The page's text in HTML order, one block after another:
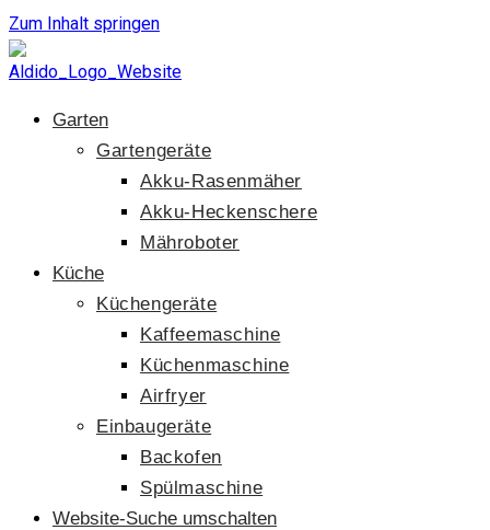
Zum Inhalt springen
Garten
Gartengeräte
Akku-Rasenmäher
Akku-Heckenschere
Mähroboter
Küche
Küchengeräte
Kaffeemaschine
Küchenmaschine
Airfryer
Einbaugeräte
Backofen
Spülmaschine
Website-Suche umschalten